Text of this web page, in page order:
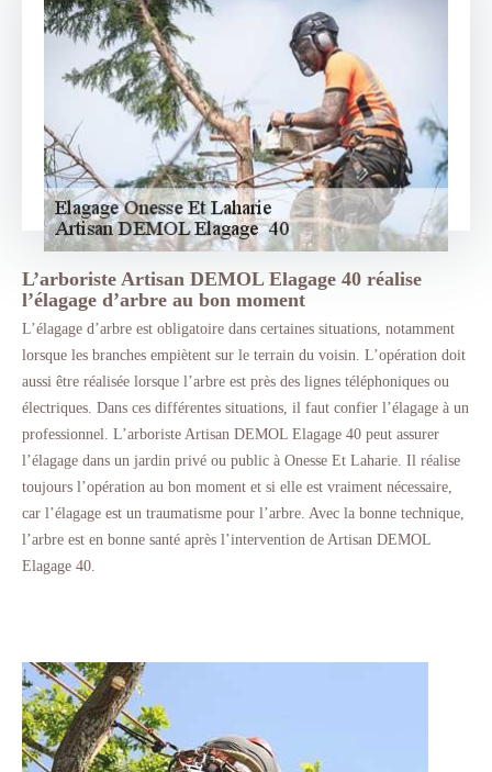
L’arboriste Artisan DEMOL Elagage 40 réalise
l’élagage d’arbre au bon moment
L’élagage d’arbre est obligatoire dans certaines situations, notamment
lorsque les branches empiètent sur le terrain du voisin. L’opération doit
aussi être réalisée lorsque l’arbre est près des lignes téléphoniques ou
électriques. Dans ces différentes situations, il faut confier l’élagage à un
professionnel. L’arboriste Artisan DEMOL Elagage 40 peut assurer
l’élagage dans un jardin privé ou public à Onesse Et Laharie. Il réalise
toujours l’opération au bon moment et si elle est vraiment nécessaire,
car l’élagage est un traumatisme pour l’arbre. Avec la bonne technique,
l’arbre est en bonne santé après l’intervention de Artisan DEMOL
Elagage 40.